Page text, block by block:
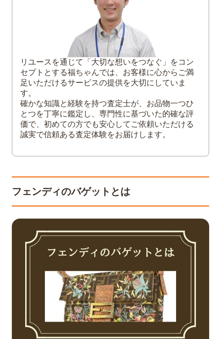
バゲットを高く買い取ってもらうコツ
付属品をそろえる
お手入れをする
保管に注意する
5 まとめ
リユースを通じて「大切な想いをつなぐ」をコン
セプトとする福ちゃんでは、お客様に心からご満
足いただけるサービスの提供を大切にしていま
す。
確かな知識と経験を持つ査定士が、お品物一つひ
とつを丁寧に鑑定し、専門性に基づいた的確な評
価で、初めての方でも安心してご依頼いただける
誠実で信頼ある査定体験をお届けします。
フェンディのバゲットとは